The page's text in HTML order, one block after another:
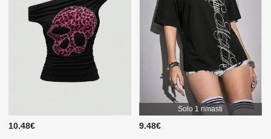
10.48€
Solo 1 rimasti
9.48€